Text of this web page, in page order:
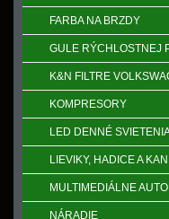
FARBA NA BRZDY
GULE RÝCHLOSTNEJ
K&N FILTRE
KOMPRESORY
LED DENNÉ
LIEVIKY, HADICE A
MULTIMEDIÁLNE
NÁRADIE